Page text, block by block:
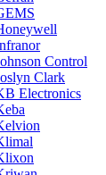
Control
Clark
Electronics